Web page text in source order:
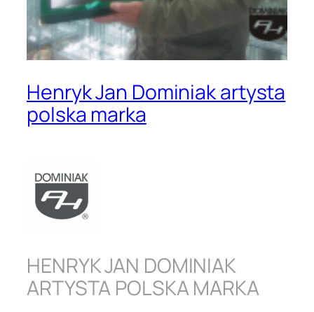
Henryk Jan Dominiak artysta
polska marka
HENRYK JAN DOMINIAK
ARTYSTA POLSKA MARKA